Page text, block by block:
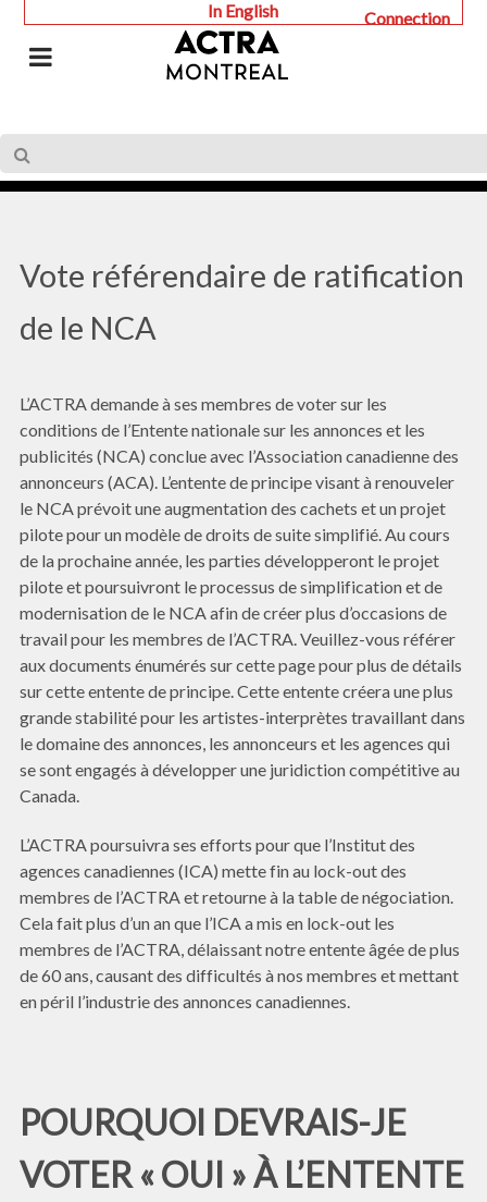
Connection
In English
Vote référendaire de ratification
de le NCA
L’ACTRA demande à ses membres de voter sur les
conditions de l’Entente nationale sur les annonces et les
publicités (NCA) conclue avec l’Association canadienne des
annonceurs (ACA). L’entente de principe visant à renouveler
le NCA prévoit une augmentation des cachets et un projet
pilote pour un modèle de droits de suite simplifié. Au cours
de la prochaine année, les parties développeront le projet
pilote et poursuivront le processus de simplification et de
modernisation de le NCA afin de créer plus d’occasions de
travail pour les membres de l’ACTRA. Veuillez-vous référer
aux documents énumérés sur cette page pour plus de détails
sur cette entente de principe. Cette entente créera une plus
grande stabilité pour les artistes-interprètes travaillant dans
le domaine des annonces, les annonceurs et les agences qui
se sont engagés à développer une juridiction compétitive au
Canada.
L’ACTRA poursuivra ses efforts pour que l’Institut des
agences canadiennes (ICA) mette fin au lock-out des
membres de l’ACTRA et retourne à la table de négociation.
Cela fait plus d’un an que l’ICA a mis en lock-out les
membres de l’ACTRA, délaissant notre entente âgée de plus
de 60 ans, causant des difficultés à nos membres et mettant
en péril l’industrie des annonces canadiennes.
POURQUOI DEVRAIS-JE
VOTER « OUI » À L’ENTENTE